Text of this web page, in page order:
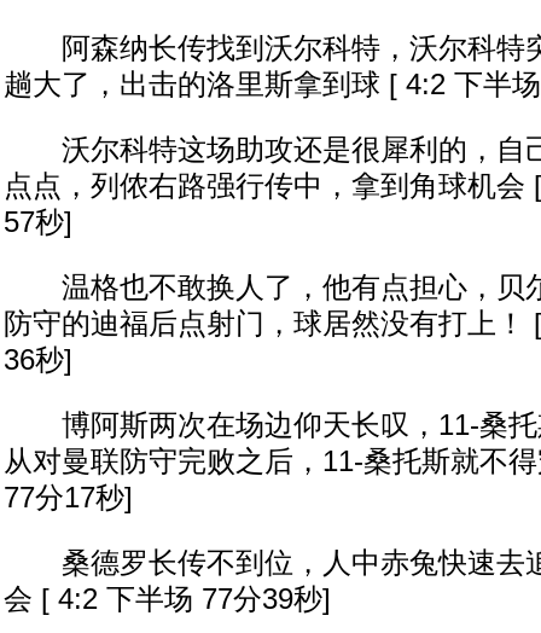
阿森纳长传找到沃尔科特，沃尔科特
趟大了，出击的洛里斯拿到球 [ 4:2 下半
沃尔科特这场助攻还是很犀利的，自
点点，列侬右路强行传中，拿到角球机会
57秒]
温格也不敢换人了，他有点担心，贝
防守的迪福后点射门，球居然没有打上！
36秒]
博阿斯两次在场边仰天长叹，11-桑托
从对曼联防守完败之后，11-桑托斯就不
77分17秒]
桑德罗长传不到位，人中赤兔快速去
会 [ 4:2 下半场 77分39秒]